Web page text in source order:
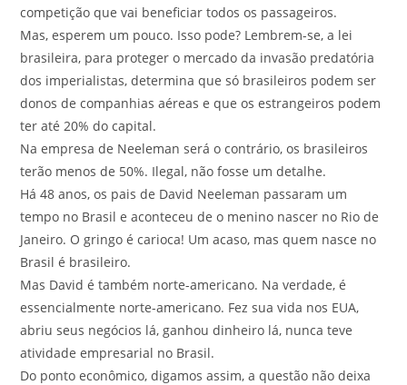
competição que vai beneficiar todos os passageiros.
Mas, esperem um pouco. Isso pode? Lembrem-se, a lei
brasileira, para proteger o mercado da invasão predatória
dos imperialistas, determina que só brasileiros podem ser
donos de companhias aéreas e que os estrangeiros podem
ter até 20% do capital.
Na empresa de Neeleman será o contrário, os brasileiros
terão menos de 50%. Ilegal, não fosse um detalhe.
Há 48 anos, os pais de David Neeleman passaram um
tempo no Brasil e aconteceu de o menino nascer no Rio de
Janeiro. O gringo é carioca! Um acaso, mas quem nasce no
Brasil é brasileiro.
Mas David é também norte-americano. Na verdade, é
essencialmente norte-americano. Fez sua vida nos EUA,
abriu seus negócios lá, ganhou dinheiro lá, nunca teve
atividade empresarial no Brasil.
Do ponto econômico, digamos assim, a questão não deixa